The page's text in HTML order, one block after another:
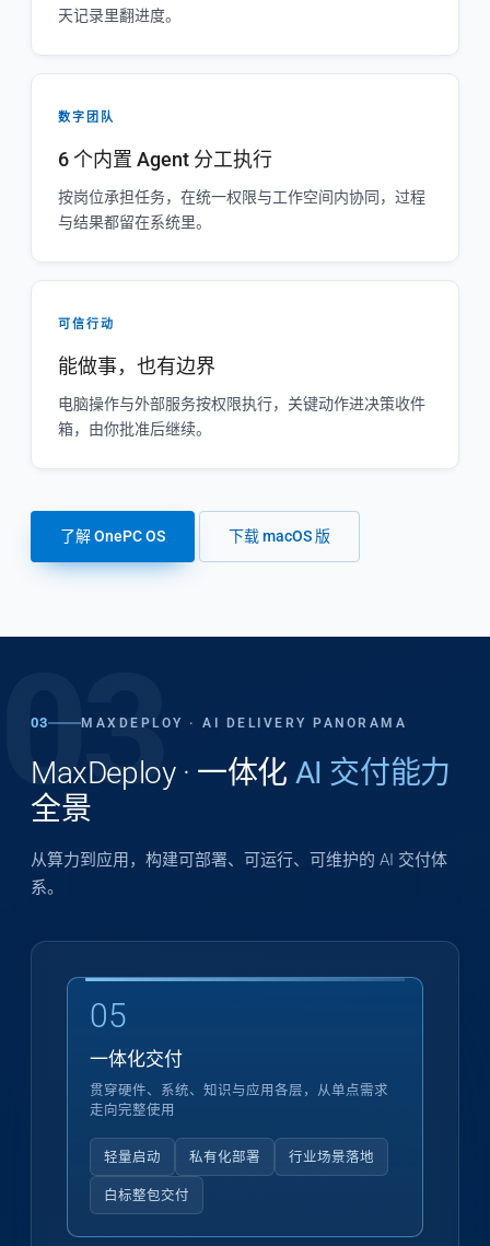
天记录里翻进度。
数字团队
6 个内置 Agent 分工执行
按岗位承担任务，在统一权限与工作空间内协同，过程
与结果都留在系统里。
可信行动
能做事，也有边界
电脑操作与外部服务按权限执行，关键动作进决策收件
箱，由你批准后继续。
了解 OnePC OS 下载 macOS 版
03
03 MAXDEPLOY · AI DELIVERY PANORAMA
MaxDeploy · 一体化 AI 交付能力
全景
从算力到应用，构建可部署、可运行、可维护的 AI 交付体
系。
05
一体化交付
贯穿硬件、系统、知识与应用各层，从单点需求
走向完整使用
轻量启动 私有化部署 行业场景落地
白标整包交付